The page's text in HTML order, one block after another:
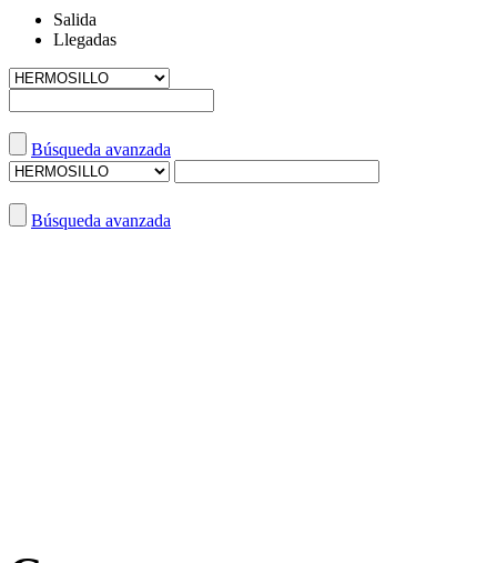
Salida
Llegadas
Búsqueda avanzada
Búsqueda avanzada